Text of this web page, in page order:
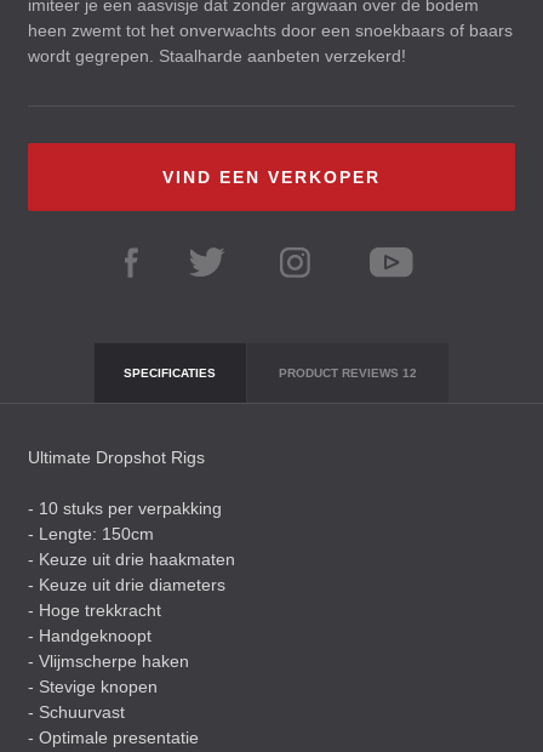
imiteer je een aasvisje dat zonder argwaan over de bodem
heen zwemt tot het onverwachts door een snoekbaars of baars
wordt gegrepen. Staalharde aanbeten verzekerd!
VIND EEN VERKOPER
SPECIFICATIES PRODUCT REVIEWS 12
Ultimate Dropshot Rigs
- 10 stuks per verpakking
- Lengte: 150cm
- Keuze uit drie haakmaten
- Keuze uit drie diameters
- Hoge trekkracht
- Handgeknoopt
- Vlijmscherpe haken
- Stevige knopen
- Schuurvast
- Optimale presentatie